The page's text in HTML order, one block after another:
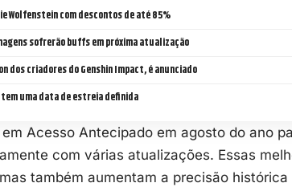
Wolfenstein com descontos de até 85%
sofrerão buffs em próxima atualização
dos criadores do Genshin Impact, é anunciado
uma data de estreia definida
Acesso Antecipado em agosto do ano
com várias atualizações. Essas
também aumentam a precisão